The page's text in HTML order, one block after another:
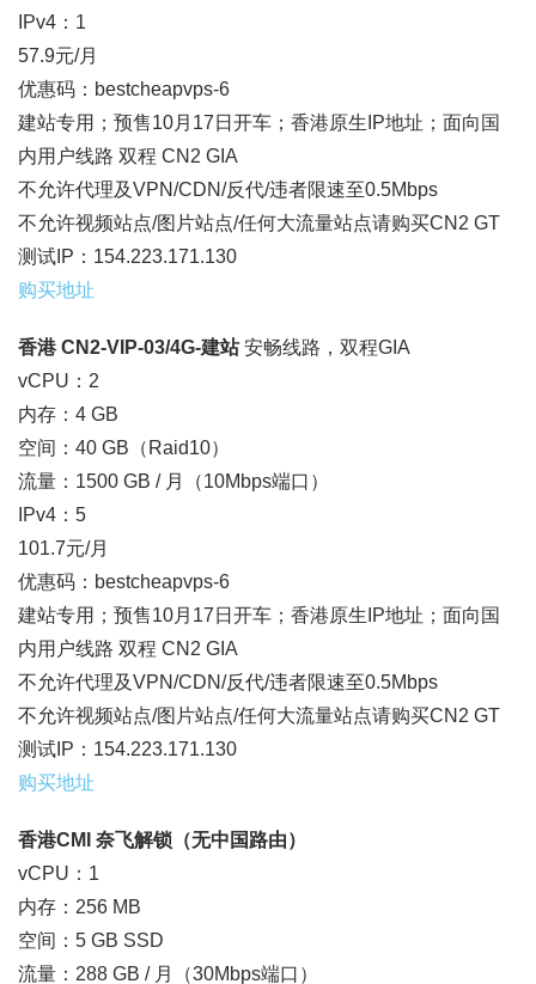
IPv4：1
57.9元/月
优惠码：bestcheapvps-6
建站专用；预售10月17日开车；香港原生IP地址；面向国
内用户线路 双程 CN2 GIA
不允许代理及VPN/CDN/反代/违者限速至0.5Mbps
不允许视频站点/图片站点/任何大流量站点请购买CN2 GT
测试IP：154.223.171.130
购买地址
香港 CN2-VIP-03/4G-建站安畅线路，双程GIA
vCPU：2
内存：4 GB
空间：40 GB（Raid10）
流量：1500 GB / 月（10Mbps端口）
IPv4：5
101.7元/月
优惠码：bestcheapvps-6
建站专用；预售10月17日开车；香港原生IP地址；面向国
内用户线路 双程 CN2 GIA
不允许代理及VPN/CDN/反代/违者限速至0.5Mbps
不允许视频站点/图片站点/任何大流量站点请购买CN2 GT
测试IP：154.223.171.130
购买地址
香港CMI 奈飞解锁（无中国路由）
vCPU：1
内存：256 MB
空间：5 GB SSD
流量：288 GB / 月（30Mbps端口）